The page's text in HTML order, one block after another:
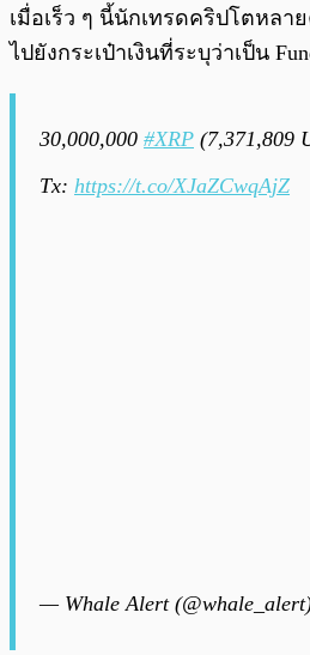
พร้อมเล่น
เมื่อเร็ว ๆ นี้นักเทรดคริปโตหล
ไปยังกระเป๋าเงินที่ระบุว่าเป็น
30,000,000 #XRP (7,371,809
Tx: https://t.co/XJaZCwqAjZ
— Whale Alert